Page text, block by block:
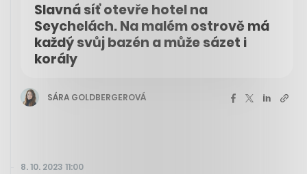
Slavná síť otevře hotel na
Seychelách. Na malém ostrově má
každý svůj bazén a může sázet i
korály
SÁRA GOLDBERGEROVÁ
8. 10. 2023 11:00